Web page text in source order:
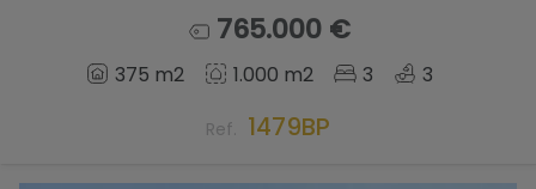
765.000 €
375 m2 1.000 m2 3 3
Ref. 1479BP